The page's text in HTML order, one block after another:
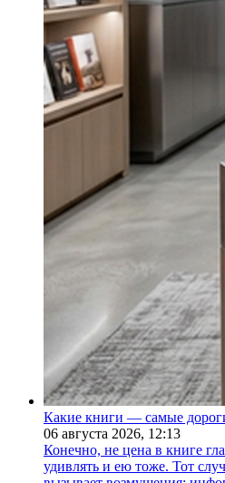
Какие книги — самые
06 августа 2026, 12:13
Конечно, не цена в книге
удивлять и ею тоже. Тот